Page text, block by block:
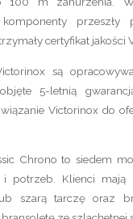
przeszły
certyfikat jakości
są
5-letnią
Victorinox do
Chrono to siedem
potrzeb. Klienci mają
szarą tarczę oraz